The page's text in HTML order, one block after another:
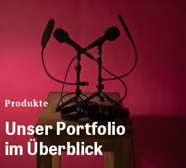
Produkte
Unser Portfolio
im Überblick